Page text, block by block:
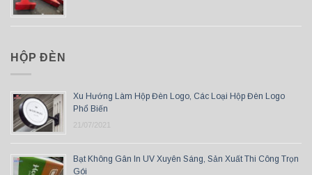
HỘP ĐÈN
Xu Hướng Làm Hộp Đèn Logo, Các Loại Hộp Đèn Logo
Phổ Biến
21/07/2021
Bạt Không Gân In UV Xuyên Sáng, Sản Xuất Thi Công Trọn
Gói